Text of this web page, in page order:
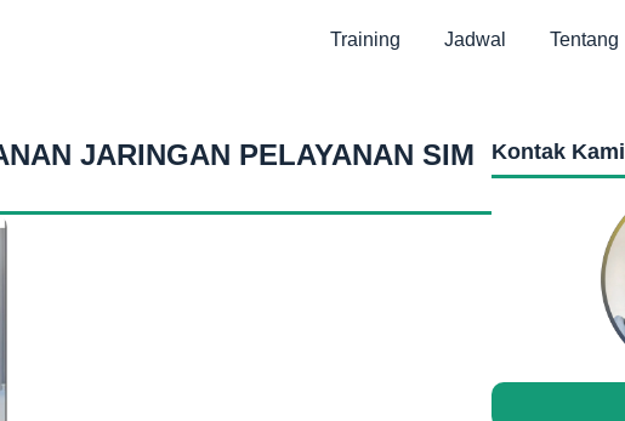
Training Jadwal Tentang
JARINGAN PELAYANAN SIM
Kontak Kami